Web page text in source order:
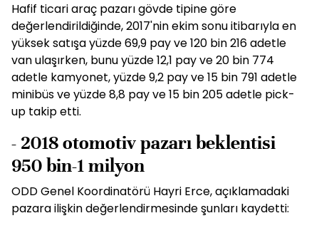
Hafif ticari araç pazarı gövde tipine göre
değerlendirildiğinde, 2017'nin ekim sonu itibarıyla en
yüksek satışa yüzde 69,9 pay ve 120 bin 216 adetle
van ulaşırken, bunu yüzde 12,1 pay ve 20 bin 774
adetle kamyonet, yüzde 9,2 pay ve 15 bin 791 adetle
minibüs ve yüzde 8,8 pay ve 15 bin 205 adetle pick-
up takip etti.
- 2018 otomotiv pazarı beklentisi
950 bin-1 milyon
ODD Genel Koordinatörü Hayri Erce, açıklamadaki
pazara ilişkin değerlendirmesinde şunları kaydetti: